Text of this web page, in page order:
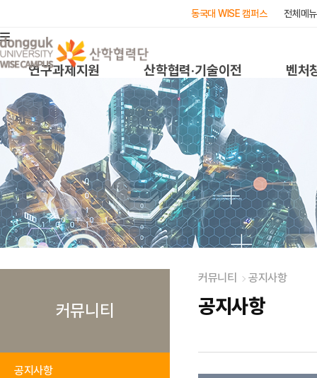
동국대 WISE 캠퍼스 전체메뉴
연구과제지원 산학협력·기술이전 벤처
커뮤니티
공지사항
커뮤니티 공지사항
공지사항